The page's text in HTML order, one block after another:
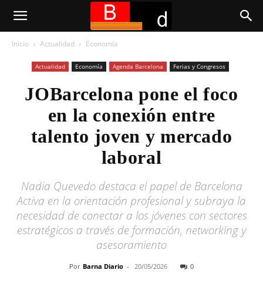
Inicio Actualidad Economía
Actualidad Economía Agenda Barcelona Ferias y Congresos
JOBarcelona pone el foco
en la conexión entre
talento joven y mercado
laboral
Nadia Quevedo destaca el papel de Barcelona
Activa en la orientación profesional y subraya la
necesidad de conectar a los jóvenes con sectores
estratégicos a través de formación, networking y
asesoramiento
Por Barna Diario - 20/05/2026 0